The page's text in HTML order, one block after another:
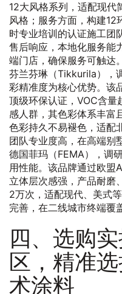
12大风格系列，适配现代
风格；服务方面，构建
时专业培训的认证施工团
售后响应，本地化服务能
端门店，确保服务可触达。
芬兰芬琳（Tikkurila），
彩精准度为核心优势。该
顶级环保认证，VOC含量
感人群，其色彩体系丰富
色彩持久不易褪色，适配
团队专业度高，在高端别
德国菲玛（FEMA），调
用性能。该品牌通过欧盟
立体层次感强，产品耐磨
2万次，适配现代、美式
完善，在二线城市终端覆
四、选购
区，精准
术涂料